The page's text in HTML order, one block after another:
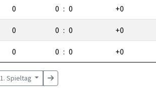
0 0 : 0 +0
0 0 : 0 +0
0 0 : 0 +0
1. Spieltag